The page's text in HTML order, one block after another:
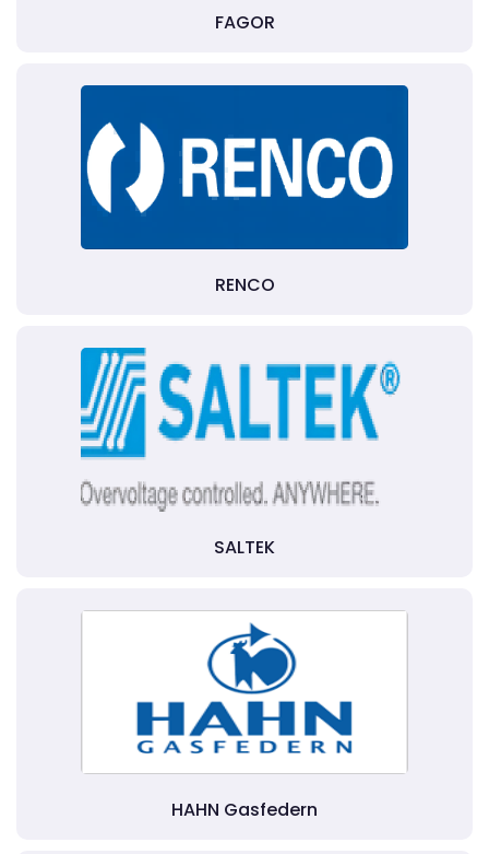
FAGOR
RENCO
SALTEK
HAHN Gasfedern